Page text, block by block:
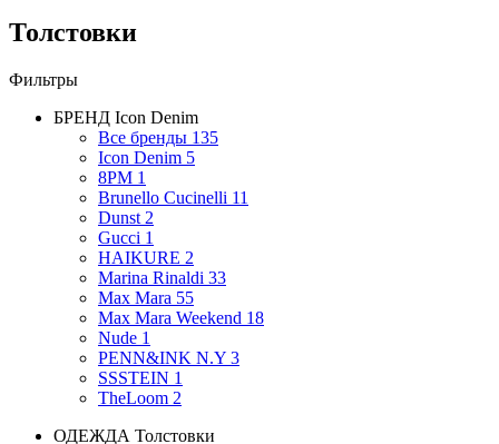
Толстовки
Фильтры
БРЕНД Icon Denim
Все бренды 135
Icon Denim 5
8PM 1
Brunello Cucinelli 11
Dunst 2
Gucci 1
HAIKURE 2
Marina Rinaldi 33
Max Mara 55
Max Mara Weekend 18
Nude 1
PENN&INK N.Y 3
SSSTEIN 1
TheLoom 2
ОДЕЖДА Толстовки